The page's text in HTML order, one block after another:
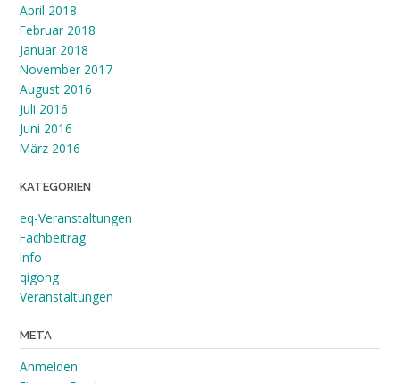
April 2018
Februar 2018
Januar 2018
November 2017
August 2016
Juli 2016
Juni 2016
März 2016
KATEGORIEN
eq-Veranstaltungen
Fachbeitrag
Info
qigong
Veranstaltungen
META
Anmelden